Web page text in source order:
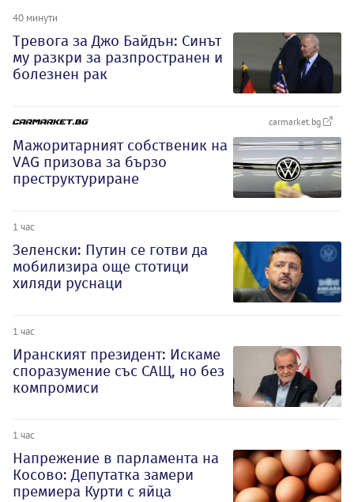
40 минути
Тревога за Джо Байдън: Синът
му разкри за разпространен и
болезнен рак
carmarket.bg
Мажоритарният собственик на
VAG призова за бързо
преструктуриране
1 час
Зеленски: Путин се готви да
мобилизира още стотици
хиляди руснаци
1 час
Иранският президент: Искаме
споразумение със САЩ, но без
компромиси
1 час
Напрежение в парламента на
Косово: Депутатка замери
премиера Курти с яйца